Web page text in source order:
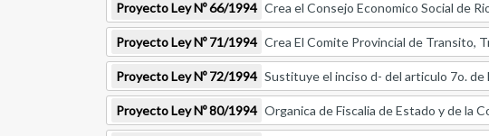
Proyecto Ley Nº 66/1994 Crea el Consejo Economico Social de
Proyecto Ley Nº 71/1994 Crea El Comite Provincial de Transito,
Proyecto Ley Nº 72/1994 Sustituye el inciso d- del articulo 7o. de
Proyecto Ley Nº 80/1994 Organica de Fiscalia de Estado y de la